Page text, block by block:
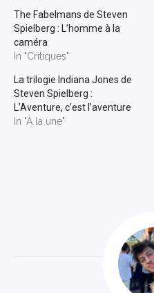
The Fabelmans de Steven
Spielberg : L’homme à la
caméra
In "Critiques"
La trilogie Indiana Jones de
Steven Spielberg :
L’Aventure, c’est l’aventure
In "À la une"